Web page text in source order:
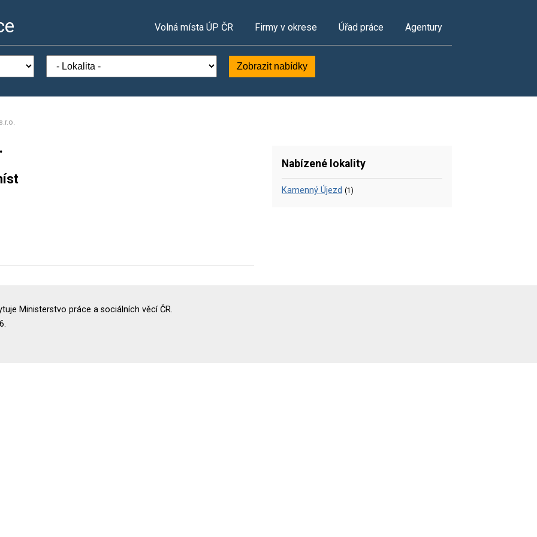
Volná místa ÚP ČR Firmy v okrese Úřad práce Agentury
Zobrazit nabídky
Nabízené lokality
Kamenný Újezd (1)
Ministerstvo práce a sociálních věcí ČR.